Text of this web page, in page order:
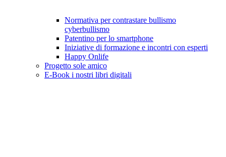
Normativa per contrastare bullismo
cyberbullismo
Patentino per lo smartphone
Iniziative di formazione e incontri con esperti
Happy Onlife
Progetto sole amico
E-Book i nostri libri digitali